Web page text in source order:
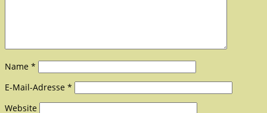
Name *
E-Mail-Adresse *
Website